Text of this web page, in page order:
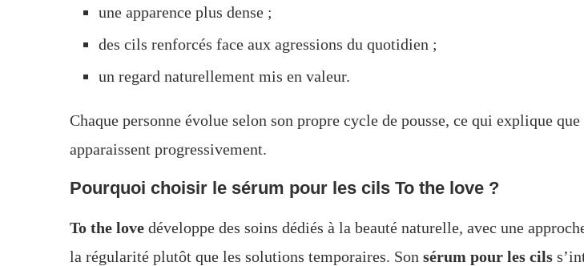
une apparence plus dense ;
des cils renforcés face aux agressions du quotidien ;
un regard naturellement mis en valeur.
Chaque personne évolue selon son propre cycle de pousse, ce qui explique
apparaissent progressivement.
Pourquoi choisir le sérum pour les cils To the love ?
To the love développe des soins dédiés à la beauté naturelle, avec une
la régularité plutôt que les solutions temporaires. Son sérum pour les cils